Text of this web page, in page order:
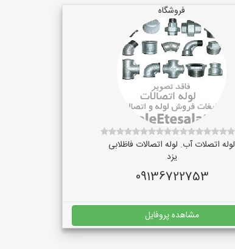
فروشگاه
لوله اتصلات آب. لوله اتصالات فاظلابی
یزد
09136722753
مشاهده پروفایل